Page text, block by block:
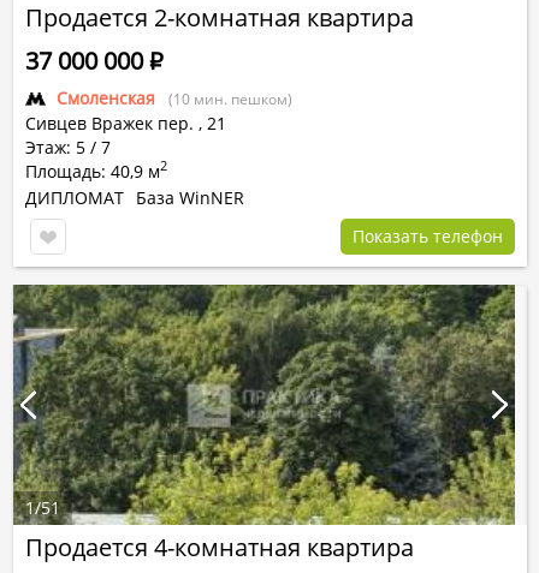
Продается 2-комнатная квартира
Смоленская (10 мин. пешком)
Сивцев Вражек пер. , 21
Этаж: 5 / 7
Площадь: 40,9 м2
37 000 000Р
ДИПЛОМАТ База WinNER
Показать телефон
Продается 4-комнатная квартира
1/51